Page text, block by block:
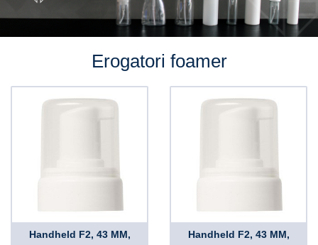
Erogatori foamer
Handheld F2, 43 MM,
Handheld F2, 43 MM,